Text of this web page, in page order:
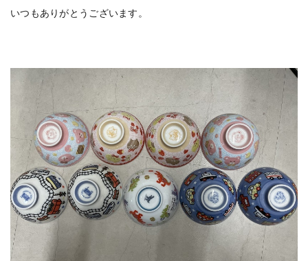
いつもありがとうございます。